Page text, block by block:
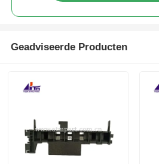
Geadviseerde Producten